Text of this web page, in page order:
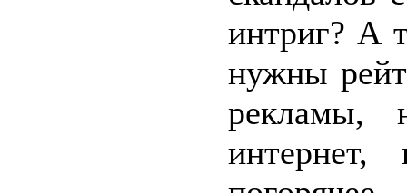
интриг? А
нужны